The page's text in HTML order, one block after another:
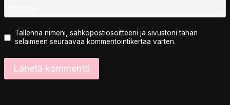
Tallenna nimeni, sähköpostiosoitteeni ja sivustoni tähän
selaimeen seuraavaa kommentointikertaa varten.